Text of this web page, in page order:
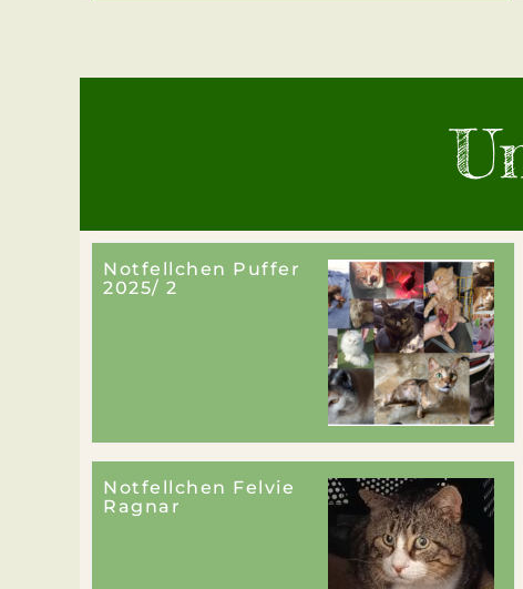
Notfellchen Puffer
2025/ 2
Notfellchen Felvie
Ragnar